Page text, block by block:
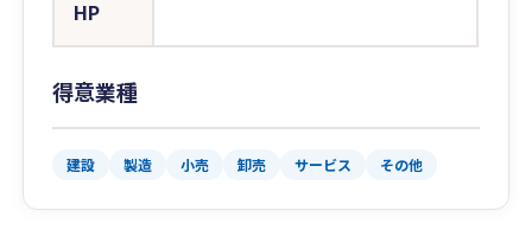
HP
得意業種
建設 製造 小売 卸売 サービス その他